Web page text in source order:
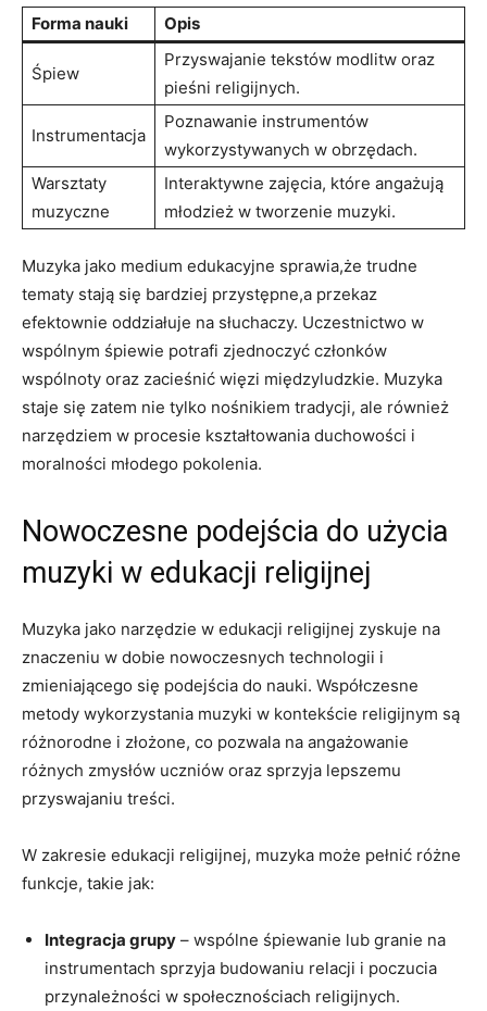
Forma nauki Opis
Śpiew
Przyswajanie tekstów modlitw oraz
pieśni religijnych.
Instrumentacja
Poznawanie instrumentów
wykorzystywanych w obrzędach.
Warsztaty
muzyczne
Interaktywne zajęcia, które angażują
młodzież w tworzenie muzyki.
Muzyka jako medium edukacyjne sprawia,że trudne
tematy stają się bardziej przystępne,a przekaz
efektownie oddziałuje na słuchaczy. Uczestnictwo w
wspólnym śpiewie potrafi zjednoczyć członków
wspólnoty oraz zacieśnić więzi międzyludzkie. Muzyka
staje się zatem nie tylko nośnikiem tradycji, ale również
narzędziem w procesie kształtowania duchowości i
moralności młodego pokolenia.
Nowoczesne podejścia do użycia
muzyki w edukacji religijnej
Muzyka jako narzędzie w edukacji religijnej zyskuje na
znaczeniu w dobie nowoczesnych technologii i
zmieniającego się podejścia do nauki. Współczesne
metody wykorzystania muzyki w kontekście religijnym są
różnorodne i złożone, co pozwala na angażowanie
różnych zmysłów uczniów oraz sprzyja lepszemu
przyswajaniu treści.
W zakresie edukacji religijnej, muzyka może pełnić różne
funkcje, takie jak:
Integracja grupy – wspólne śpiewanie lub granie na
instrumentach sprzyja budowaniu relacji i poczucia
przynależności w społecznościach religijnych.